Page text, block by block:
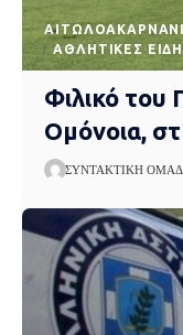
ΑΘΛΗΤΙΚΈΣ
Φιλικό του
Ομόνοια,
ΣΥΝΤΑΚΤΙΚΉ